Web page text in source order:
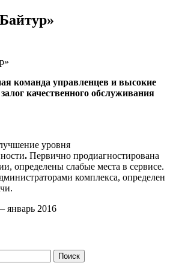
команда управленцев и высокие
качественного обслуживания
уровня
. Первично продиагностирована
определены слабые места в сервисе.
комплекса, определен
январь 2016